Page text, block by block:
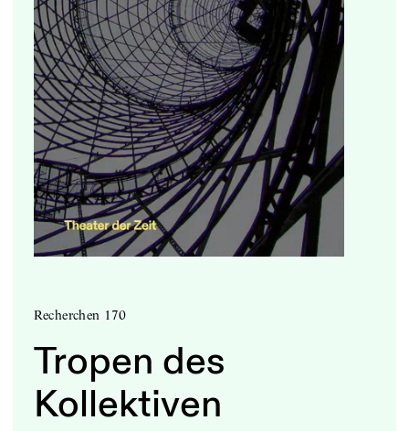
Recherchen 170
Tropen des
Kollektiven